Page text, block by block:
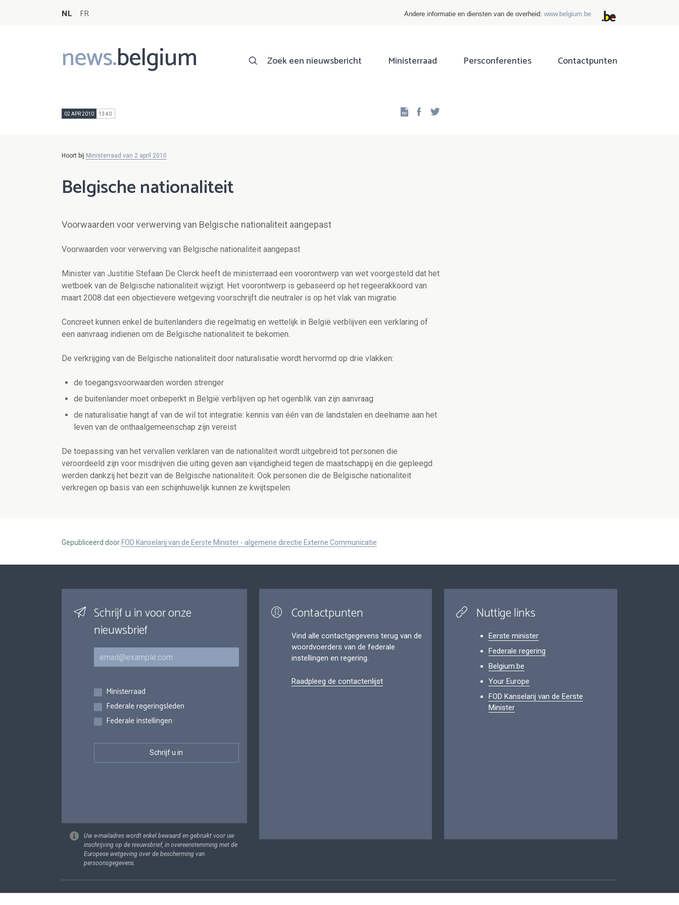
NL FR Andere informatie en diensten van de overheid: www.belgium.be
news.belgium
Main
navigation
Zoek een nieuwsbericht Ministerraad Persconferenties Contactpunten
02 APR 2010 13:40 Facebook
Hoort bij Ministerraad van 2 april 2010
Belgische nationaliteit
Voorwaarden voor verwerving van Belgische nationaliteit aangepast
Voorwaarden voor verwerving van Belgische nationaliteit aangepast
Minister van Justitie Stefaan De Clerck heeft de ministerraad een voorontwerp van wet voorgesteld dat het
wetboek van de Belgische nationaliteit wijzigt. Het voorontwerp is gebaseerd op het regeerakkoord van
maart 2008 dat een objectievere wetgeving voorschrijft die neutraler is op het vlak van migratie.
Concreet kunnen enkel de buitenlanders die regelmatig en wettelijk in België verblijven een verklaring of
een aanvraag indienen om de Belgische nationaliteit te bekomen.
De verkrijging van de Belgische nationaliteit door naturalisatie wordt hervormd op drie vlakken:
de toegangsvoorwaarden worden strenger
de buitenlander moet onbeperkt in België verblijven op het ogenblik van zijn aanvraag
de naturalisatie hangt af van de wil tot integratie: kennis van één van de landstalen en deelname aan het
leven van de onthaalgemeenschap zijn vereist
De toepassing van het vervallen verklaren van de nationaliteit wordt uitgebreid tot personen die
veroordeeld zijn voor misdrijven die uiting geven aan vijandigheid tegen de maatschappij en die gepleegd
werden dankzij het bezit van de Belgische nationaliteit. Ook personen die de Belgische nationaliteit
verkregen op basis van een schijnhuwelijk kunnen ze kwijtspelen.
Gepubliceerd door FOD Kanselarij van de Eerste Minister - algemene directie Externe Communicatie
Schrijf u in voor onze
nieuwsbrief
E-mail
Inschrijvingen
Ministerraad
Federale regeringsleden
Federale instellingen
Uw e-mailadres wordt enkel bewaard en gebruikt voor uw
inschrijving op de nieuwsbrief, in overeenstemming met de
Europese wetgeving over de bescherming van
persoonsgegevens.
Contactpunten
Vind alle contactgegevens terug van de
woordvoerders van de federale
instellingen en regering.
Raadpleeg de contactenlijst
Nuttige links
Eerste minister
Federale regering
Belgium.be
Your Europe
FOD Kanselarij van de Eerste
Minister
Footer